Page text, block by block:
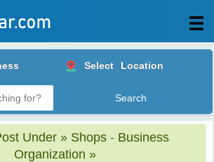
Select Location
Under » Shops - Business
Organization »